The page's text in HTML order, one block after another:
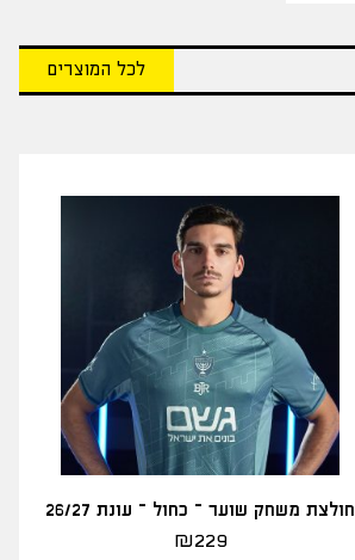
לכל המוצרים
חולצת משחק שוער – כחול – עונת 26/27
₪229